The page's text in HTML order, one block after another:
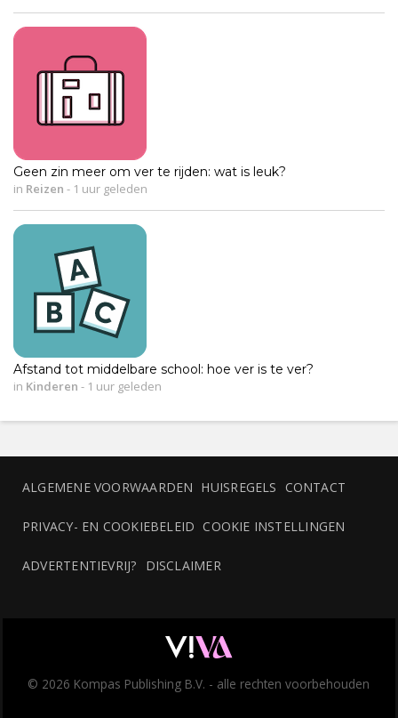
Geen zin meer om ver te rijden: wat is leuk?
in Reizen - 1 uur geleden
Afstand tot middelbare school: hoe ver is te ver?
in Kinderen - 1 uur geleden
ALGEMENE VOORWAARDEN HUISREGELS CONTACT
PRIVACY- EN COOKIEBELEID COOKIE INSTELLINGEN
ADVERTENTIEVRIJ? DISCLAIMER
© 2026 Kompas Publishing B.V. - alle rechten voorbehouden